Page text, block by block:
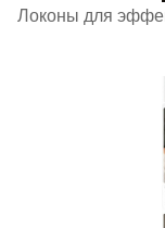
Локоны для